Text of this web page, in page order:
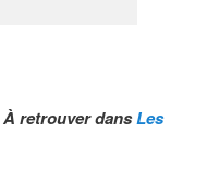
À retrouver dansLes